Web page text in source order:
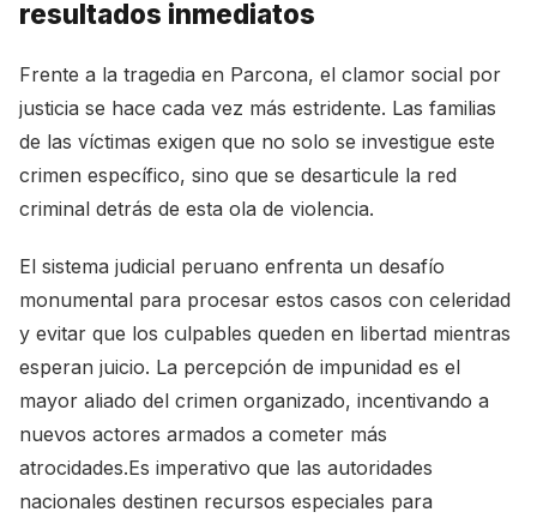
resultados inmediatos
Frente a la tragedia en Parcona, el clamor social por
justicia se hace cada vez más estridente. Las familias
de las víctimas exigen que no solo se investigue este
crimen específico, sino que se desarticule la red
criminal detrás de esta ola de violencia.
El sistema judicial peruano enfrenta un desafío
monumental para procesar estos casos con celeridad
y evitar que los culpables queden en libertad mientras
esperan juicio. La percepción de impunidad es el
mayor aliado del crimen organizado, incentivando a
nuevos actores armados a cometer más
atrocidades.Es imperativo que las autoridades
nacionales destinen recursos especiales para